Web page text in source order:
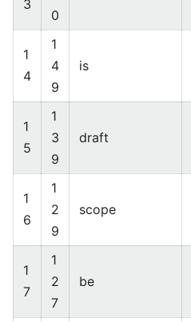
3
0
1
4
1
4
9
is
1
5
1
3
9
draft
1
6
1
2
9
scope
1
7
1
2
7
be